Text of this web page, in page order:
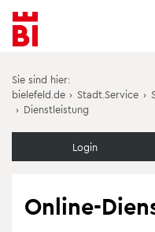
Inhalt
anspringen
Menü
anspringen
Sie sind hier:
bielefeld.de › Stadt.Service ›
› Dienstleistung
Login
Online-